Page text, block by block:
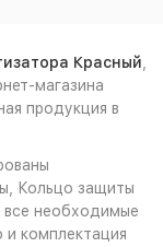
Красный
магазина
продукция в
Кольцо защиты
все необходимые
комплектация